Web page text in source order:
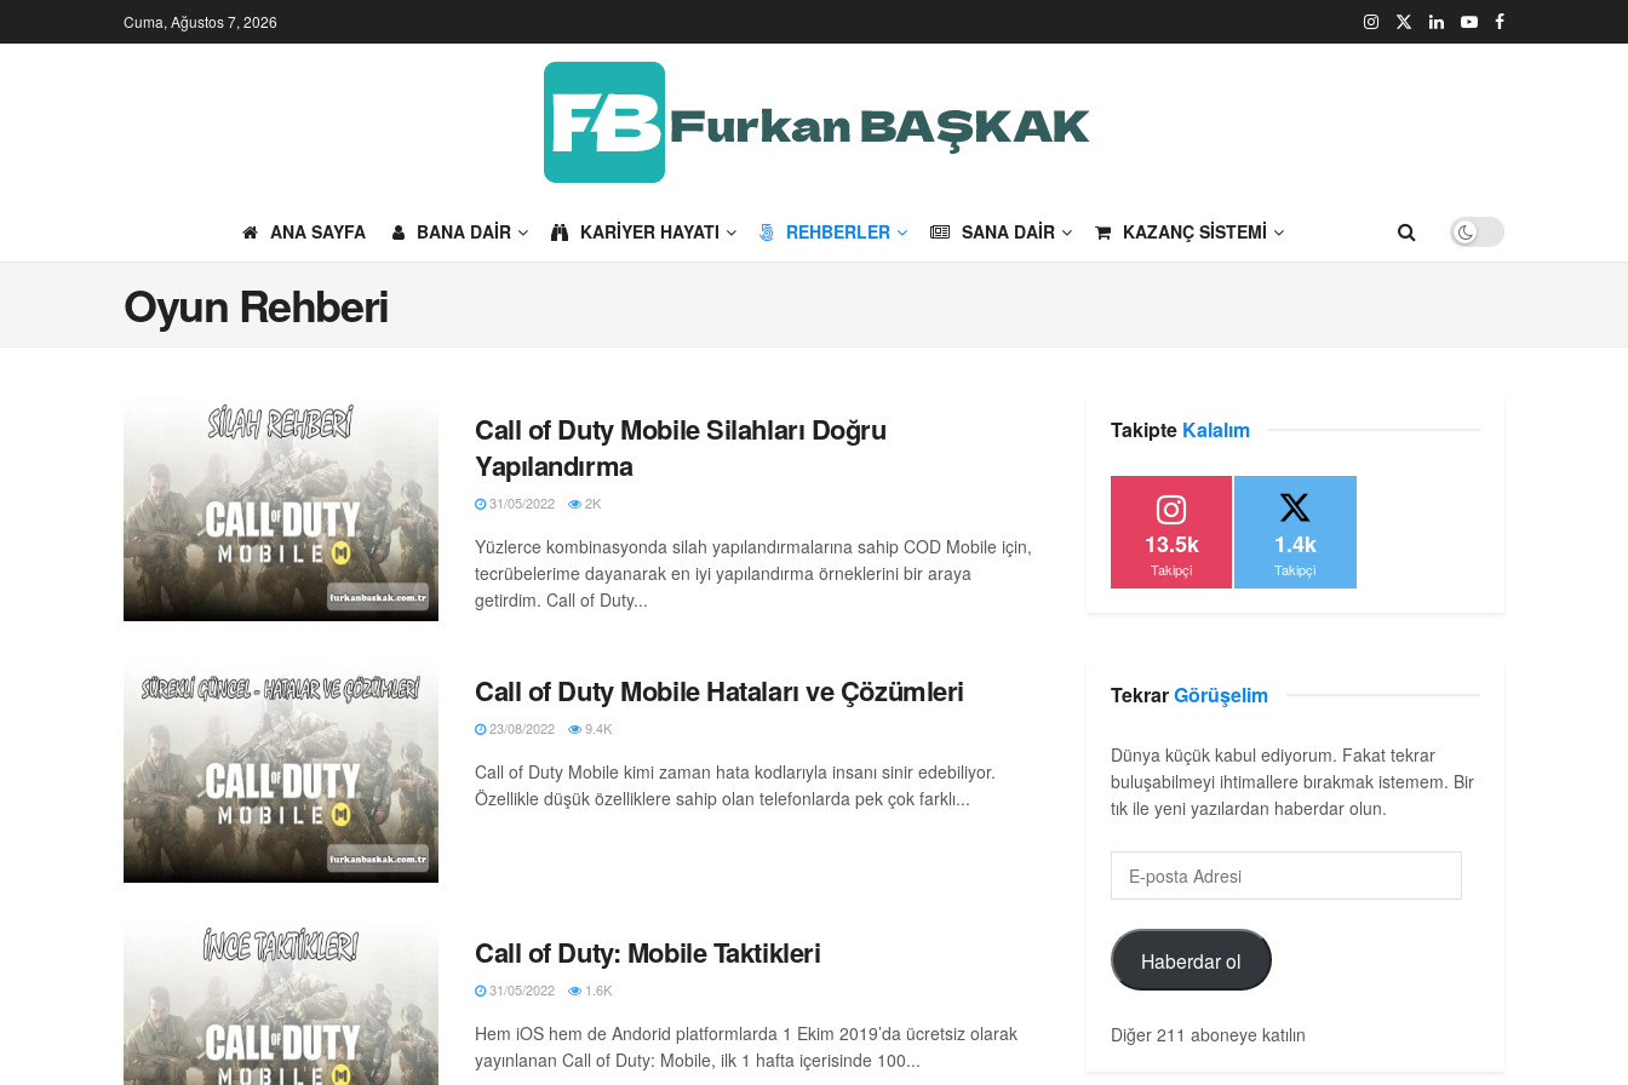
Cuma, Ağustos 7, 2026
ANA SAYFA BANA DAIR KARIYER HAYATI REHBERLER SANA DAIR KAZANÇ SISTEMI
Oyun Rehberi
Call of Duty Mobile Silahları Doğru
Yapılandırma
31/05/2022 2K
Yüzlerce kombinasyonda silah yapılandırmalarına sahip COD Mobile için,
tecrübelerime dayanarak en iyi yapılandırma örneklerini bir araya
getirdim. Call of Duty...
Call of Duty Mobile Hataları ve Çözümleri
23/08/2022 9.4K
Call of Duty Mobile kimi zaman hata kodlarıyla insanı sinir edebiliyor.
Özellikle düşük özelliklere sahip olan telefonlarda pek çok farklı...
Call of Duty: Mobile Taktikleri
31/05/2022 1.6K
Hem iOS hem de Andorid platformlarda 1 Ekim 2019’da ücretsiz olarak
yayınlanan Call of Duty: Mobile, ilk 1 hafta içerisinde 100...
Takipte Kalalım
13.5k
Takipçi
1.4k
Takipçi
TekrarGörüşelim
Dünya küçük kabul ediyorum. Fakat tekrar
buluşabilmeyi ihtimallere bırakmak istemem. Bir
tık ile yeni yazılardan haberdar olun.
Haberdar ol
Diğer 211 aboneye katılın